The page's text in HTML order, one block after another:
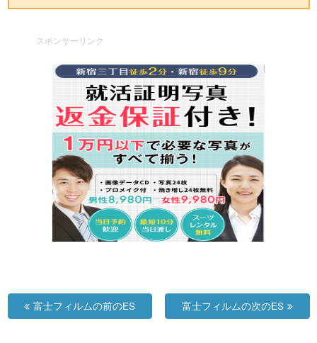
スポンサーリンク
富士フィルムの前のES 富士フィルムの次のES